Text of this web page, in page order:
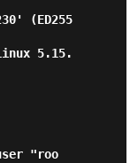
(ED255
5.15.
"roo